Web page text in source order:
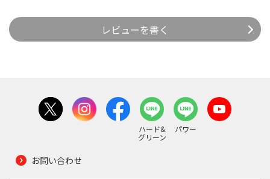
レビューを書く
ハード&
グリーン
パワー
お問い合わせ